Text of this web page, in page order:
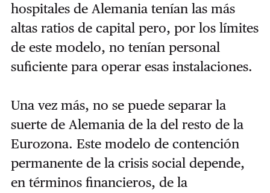
hospitales de Alemania tenían las más
altas ratios de capital pero, por los límites
de este modelo, no tenían personal
suficiente para operar esas instalaciones.
Una vez más, no se puede separar la
suerte de Alemania de la del resto de la
Eurozona. Este modelo de contención
permanente de la crisis social depende,
en términos financieros, de la